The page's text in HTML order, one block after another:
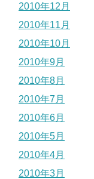
2010年12月
2010年11月
2010年10月
2010年9月
2010年8月
2010年7月
2010年6月
2010年5月
2010年4月
2010年3月